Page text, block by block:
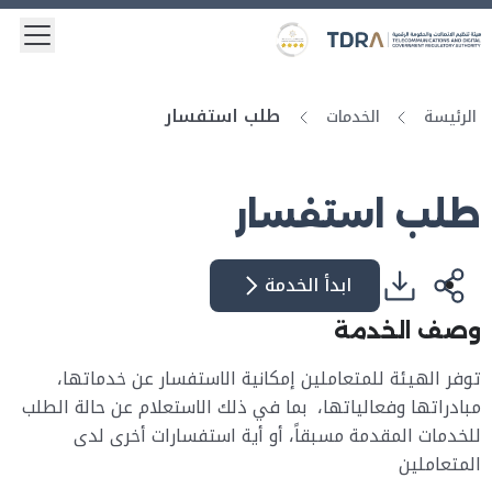
Logo
Gold star Logo
الرئيسة الخدمات طلب استفسار
طلب استفسار
ابدأ الخدمة
وصف الخدمة
توفر الهيئة للمتعاملين إمكانية الاستفسار عن خدماتها،
مبادراتها وفعالياتها، بما في ذلك الاستعلام عن حالة الطلب
للخدمات المقدمة مسبقاً، أو أية استفسارات أخرى لدى
المتعاملين